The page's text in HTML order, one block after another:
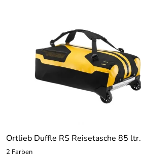
Ortlieb Duffle RS Reisetasche 85 ltr.
2 Farben